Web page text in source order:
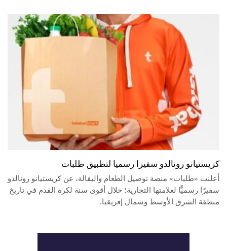
كريستيانو رونالدو سفيرا رسميا لتطبيق طلبات
أعلنت «طلبات» منصة توصيل الطعام والبقالة، عن كريستيانو رونالدو
سفيرًا رسميًّا لعلامتها التجارية؛ خلال أقوى سنة لكرة القدم في تاريخ
منطقة الشرق الأوسط وشمال إفريقيا.